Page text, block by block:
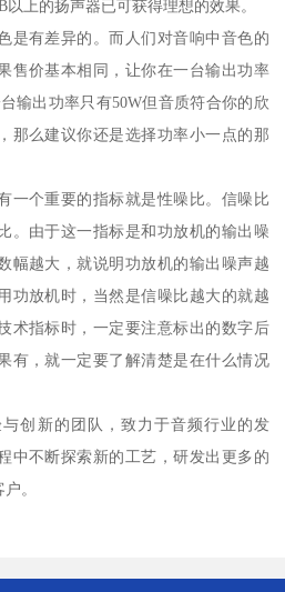
上的扬声器已可获得理想的效果。
是有差异的。而人们对音响中音色的
售价基本相同，让你在一台输出功率
输出功率只有50W但音质符合你的欣
那么建议你还是选择功率小一点的那
一个重要的指标就是性噪比。信噪比
。由于这一指标是和功放机的输出噪
幅越大，就说明功放机的输出噪声越
功放机时，当然是信噪比越大的就越
术指标时，一定要注意标出的数字后
有，就一定要了解清楚是在什么情况
创新的团队，致力于音频行业的发
中不断探索新的工艺，研发出更多的
。